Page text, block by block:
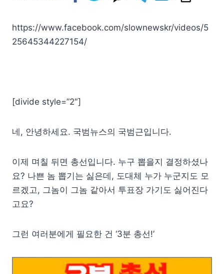
https://www.facebook.com/slownewskr/videos/5
25645344227154/
[divide style=”2″]
네, 안녕하세요. 국범뉴스의 국범근입니다.
이제 며칠 뒤면 총선입니다. 누구 뽑을지 결정하셨나
요? 나쁜 놈 뽑기는 싫은데, 도대체 누가 누군지도 모
르겠고, 그놈이 그놈 같아서 투표장 가기도 싫어진다
고요?
그런 여러분에게 필요한 건 ‘3분 총선!’